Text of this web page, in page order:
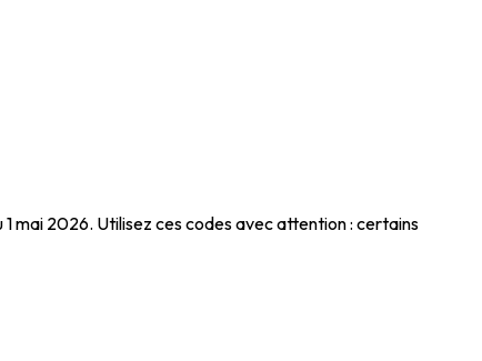
mai 2026. Utilisez ces codes avec attention : certains